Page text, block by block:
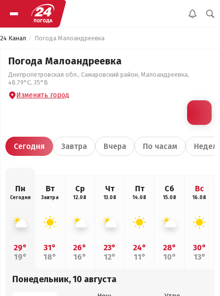
24 Канал Погода Малоандреевка
Погода Малоандреевка
Днепропетровская обл., Самаровский район, Малоандреевка,
48.79°С, 35°В
Изменить город
Сегодня Завтра Вчера По часам
Пн
Сегодня
29°
19°
Вт
Завтра
31°
18°
Ср
12.08
26°
16°
Чт
13.08
23°
12°
Пт
14.08
24°
11°
Сб
15.08
28°
10°
Вс
16.08
30°
13°
Понедельник, 10 августа